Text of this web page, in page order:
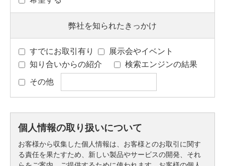
弊社を知られたきっかけ
すでにお取引有り
展示会やイベント
知り合いからの紹介
検索エンジンの結果
その他
個人情報の取り扱いについて
お客様から収集した個人情報は、お客様とのお取引に関す
る責任を果たすため、新しい製品やサービスの開発、それ